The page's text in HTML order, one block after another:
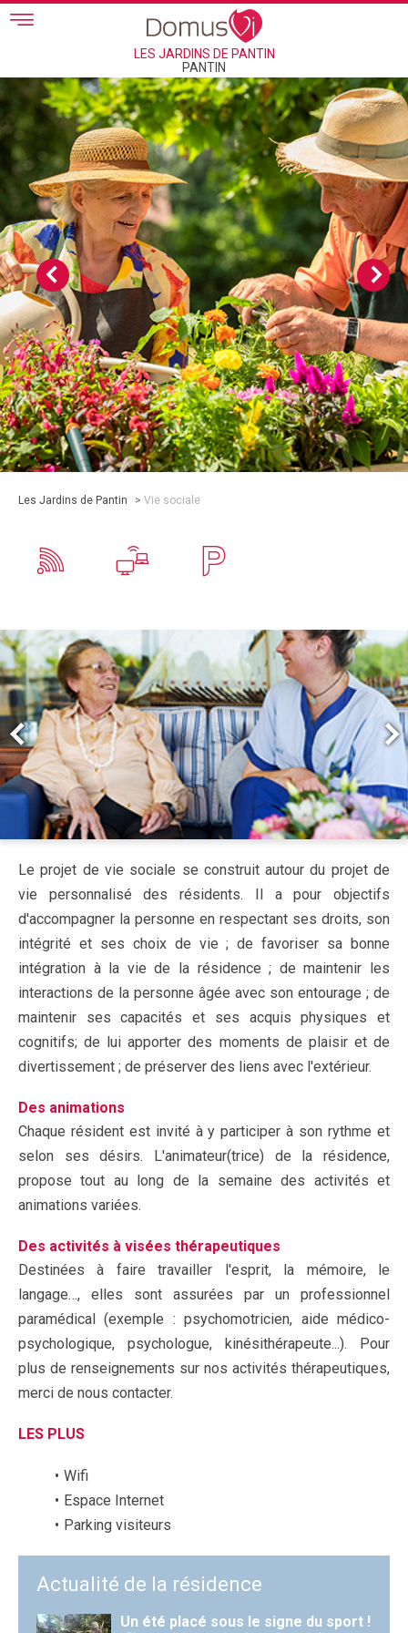
Skip to main content
LES JARDINS DE PANTIN
PANTIN
Les Jardins de Pantin > Vie sociale
Le projet de vie sociale se construit autour du projet de
vie personnalisé des résidents. Il a pour objectifs
d'accompagner la personne en respectant ses droits, son
intégrité et ses choix de vie ; de favoriser sa bonne
intégration à la vie de la résidence ; de maintenir les
interactions de la personne âgée avec son entourage ; de
maintenir ses capacités et ses acquis physiques et
cognitifs; de lui apporter des moments de plaisir et de
divertissement ; de préserver des liens avec l'extérieur.
Des animations
Chaque résident est invité à y participer à son rythme et
selon ses désirs. L'animateur(trice) de la résidence,
propose tout au long de la semaine des activités et
animations variées.
Des activités à visées thérapeutiques
Destinées à faire travailler l'esprit, la mémoire, le
langage…, elles sont assurées par un professionnel
paramédical (exemple : psychomotricien, aide médico-
psychologique, psychologue, kinésithérapeute...). Pour
plus de renseignements sur nos activités thérapeutiques,
merci de nous contacter.
LES PLUS
Wifi
Espace Internet
Parking visiteurs
Actualité de la résidence
Un été placé sous le signe du sport !